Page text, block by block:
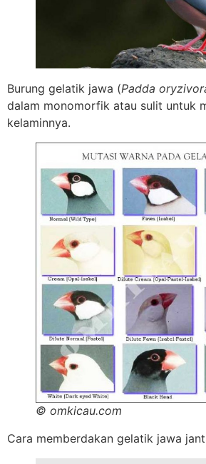
Burung gelatik jawa (Padda
dalam monomorfik atau sulit untuk
kelaminnya.
© omkicau.com
Cara memberdakan gelatik jawa